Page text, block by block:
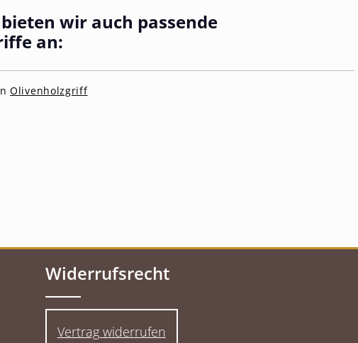
wir auch passende
an:
Olivenholzgriff
Widerrufsrecht
Vertrag widerrufen